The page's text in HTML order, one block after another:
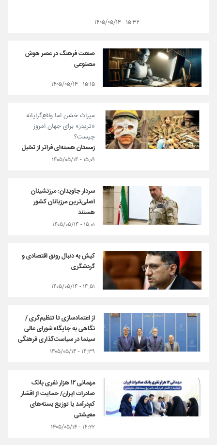
۱۵:۳۲ - ۱۴۰۵/۰۵/۱۴
صنعت فرهنگ در عصر هوش
مصنوعی
۱۵:۱۵ - ۱۴۰۵/۰۵/۱۴
میراث خشن اما واقع‌گرایانه
«تریدز» برای جهان امروز
چیست؟
زمستان هسته‌ای فراتر از تخیل
۱۵:۰۹ - ۱۴۰۵/۰۵/۱۴
سردار جاویدان: مرزنشینان
اصلی‌ترین مرزبانان کشور
هستند
۱۵:۰۱ - ۱۴۰۵/۰۵/۱۴
کیش به دنبال رونق اقتصادی و
گردشگری
۱۴:۵۱ - ۱۴۰۵/۰۵/۱۴
از اعتمادسازی تا تنظیم‌گری /
نگاهی به جایگاه شورای عالی
سینما در سیاست‌گذاری فرهنگی
۱۴:۳۹ - ۱۴۰۵/۰۵/۱۴
مهمانی ۱۲ هزار نفری بانک
صادرات ایران/ حمایت از اقشار
کم‌درآمد با توزیع بسته‌های
معیشتی
۱۴:۲۲ - ۱۴۰۵/۰۵/۱۴